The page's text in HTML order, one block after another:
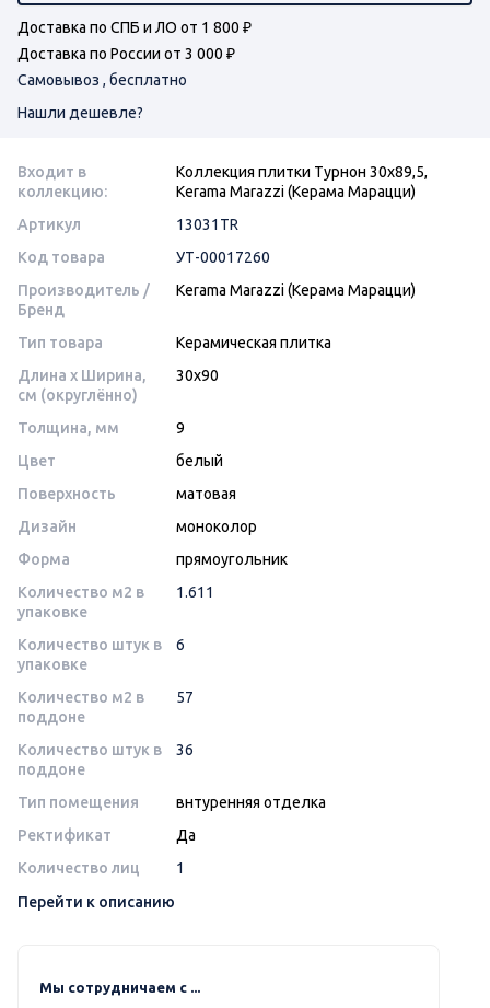
Доставка по СПБ и ЛО от 1 800 ₽
Доставка по России от 3 000 ₽
Самовывоз , бесплатно
Нашли дешевле?
Входит в
коллекцию:
Коллекция плитки Турнон 30х89,5,
Kerama Marazzi (Керама Марацци)
Артикул
13031TR
Код товара
УТ-00017260
Производитель /
Бренд
Kerama Marazzi (Керама Марацци)
Тип товара
Керамическая плитка
Длина x Ширина,
см (округлённо)
30x90
Толщина, мм
9
Цвет
белый
Поверхность
матовая
Дизайн
моноколор
Форма
прямоугольник
Количество м2 в
упаковке
1.611
Количество штук в
упаковке
6
Количество м2 в
поддоне
57
Количество штук в
поддоне
36
Тип помещения
внтуренняя отделка
Ректификат
Да
Количество лиц
1
Перейти к описанию
Мы сотрудничаем с ...